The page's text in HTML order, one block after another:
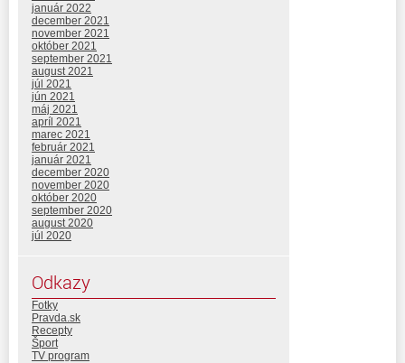
január 2022
december 2021
november 2021
október 2021
september 2021
august 2021
júl 2021
jún 2021
máj 2021
apríl 2021
marec 2021
február 2021
január 2021
december 2020
november 2020
október 2020
september 2020
august 2020
júl 2020
Odkazy
Fotky
Pravda.sk
Recepty
Šport
TV program